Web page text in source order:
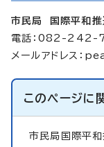
市民局 国際平和
電話：082-242-
メールアドレス：
このページに
市民局国際平